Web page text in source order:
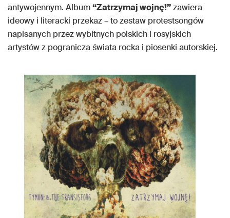
antywojennym. Album“Zatrzymaj wojnę!”zawiera
ideowy i literacki przekaz – to zestaw protestsongów
napisanych przez wybitnych polskich i rosyjskich
artystów z pogranicza świata rocka i piosenki autorskiej.